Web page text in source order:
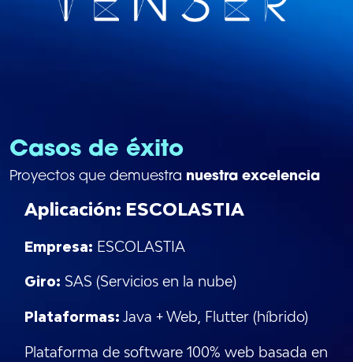
Casos de éxito
Proyectos que demuestra nuestra excelencia
Aplicación: ESCOLASTIA
Empresa: ESCOLASTIA
Giro: SAS (Servicios en la nube)
Plataformas: Java + Web, Flutter (híbrido)
Plataforma de software 100% web basada en